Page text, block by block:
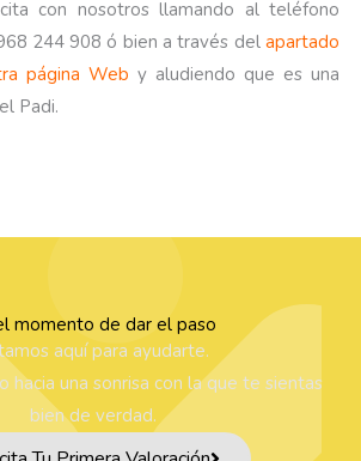
con nosotros llamando al teléfono
244 908 ó bien a través del apartado
página Web y aludiendo que es una
Padi.
momento de dar el paso
aquí para ayudarte.
hacia una sonrisa con la que te sientas
bien de verdad.